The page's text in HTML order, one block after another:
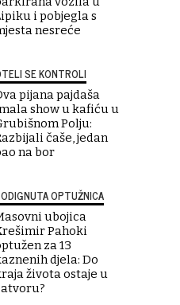
i pobjegla s
nesreće
SE KONTROLI
pijana pajdaša
show u kafiću u
Polju:
čaše, jedan
na bor
OPTUŽNICA
ubojica
Pahoki
za 13
djela: Do
života ostaje u